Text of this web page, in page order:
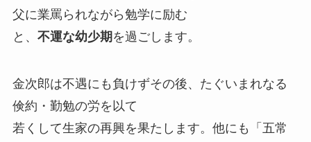
父に業罵られながら勉学に励む
と、 不運な幼少期 を過ごします。
金次郎は不遇にも負けずその後、たぐいまれなる
倹約・勤勉の労を以て
若くして生家の再興を果たします。他にも「五常